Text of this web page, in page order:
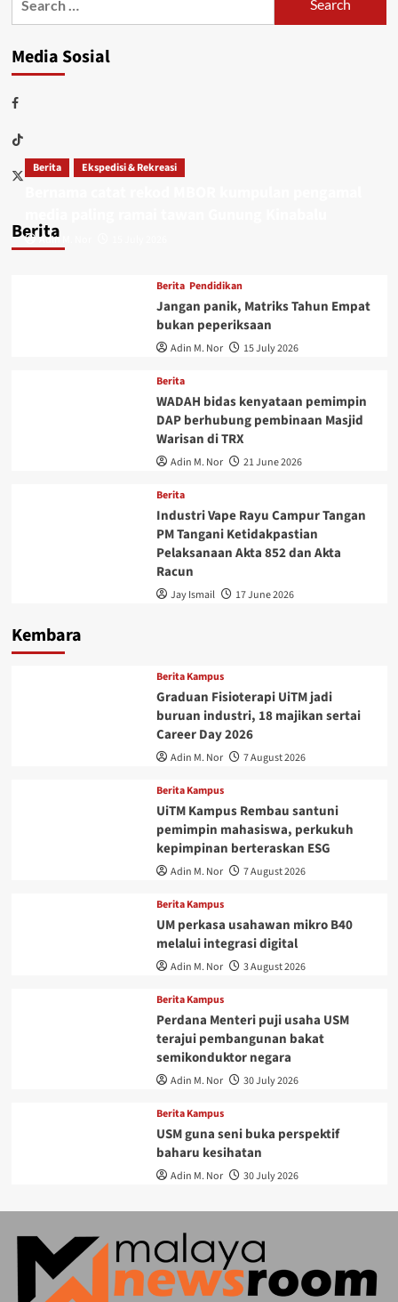
Media Sosial
Berita
Berita Ekspedisi & Rekreasi
Adin M. Nor
Berita Pendidikan
Jangan panik, Matriks Tahun Empat
bukan peperiksaan
Adin M. Nor 15 July 2026
Berita
WADAH bidas kenyataan pemimpin
DAP berhubung pembinaan Masjid
Warisan di TRX
Adin M. Nor 21 June 2026
Berita
Industri Vape Rayu Campur Tangan
PM Tangani Ketidakpastian
Pelaksanaan Akta 852 dan Akta
Racun
Jay Ismail 17 June 2026
Kembara
Berita Kampus
Graduan Fisioterapi UiTM jadi
buruan industri, 18 majikan sertai
Career Day 2026
Adin M. Nor 7 August 2026
Berita Kampus
UiTM Kampus Rembau santuni
pemimpin mahasiswa, perkukuh
kepimpinan berteraskan ESG
Adin M. Nor 7 August 2026
Berita Kampus
UM perkasa usahawan mikro B40
melalui integrasi digital
Adin M. Nor 3 August 2026
Berita Kampus
Perdana Menteri puji usaha USM
terajui pembangunan bakat
semikonduktor negara
Adin M. Nor 30 July 2026
Berita Kampus
USM guna seni buka perspektif
baharu kesihatan
Adin M. Nor 30 July 2026